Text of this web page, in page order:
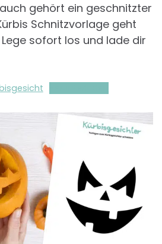
gehört ein geschnitzter
Schnitzvorlage geht
sofort los und lade dir